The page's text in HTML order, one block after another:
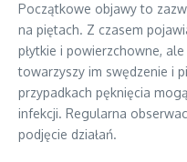
Początkowe objawy to
na piętach. Z czasem
płytkie i powierzchowne,
towarzyszy im swędzenie i
przypadkach pęknięcia
infekcji. Regularna
podjęcie działań.